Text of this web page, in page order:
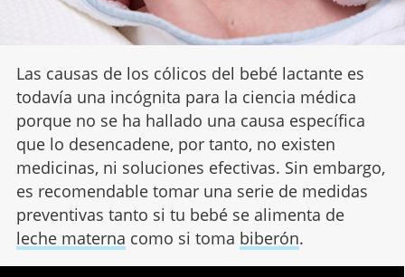
Las causas de los cólicos del bebé lactante es
todavía una incógnita para la ciencia médica
porque no se ha hallado una causa específica
que lo desencadene, por tanto, no existen
medicinas, ni soluciones efectivas. Sin embargo,
es recomendable tomar una serie de medidas
preventivas tanto si tu bebé se alimenta de
leche materna como si toma biberón.